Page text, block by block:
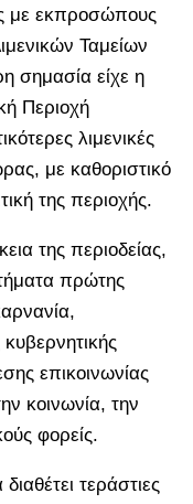
με εκπροσώπους
Ταμείων
σημασία είχε η
Περιοχή
λιμενικές
με καθοριστικό
της περιοχής.
της περιοδείας,
πρώτης
επικοινωνίας
κοινωνία, την
φορείς.
τεράστιες